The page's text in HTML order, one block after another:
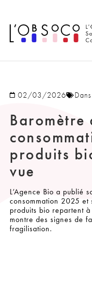
02/03/2026
Baromètre
produits
vue
L’Agence Bio a publié
consommation 2025 et
produits bio repartent
montre des signes de
fragilisation.